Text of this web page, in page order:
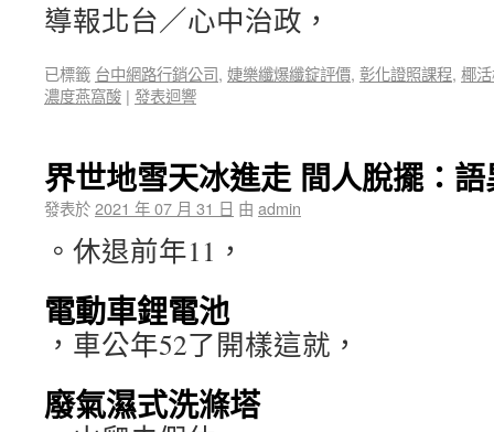
導報北台／心中治政，
已標籤 台中網路行銷公司, 婕樂纖爆纖錠評價, 彰化證照課程, 椰
濃度燕窩酸 | 發表迴響
界世地雪天冰進走 間人脫擺：
發表於2021 年 07 月 31 日 由 admin
。休退前年11，
電動車鋰電池
，車公年52了開樣這就，
廢氣濕式洗滌塔